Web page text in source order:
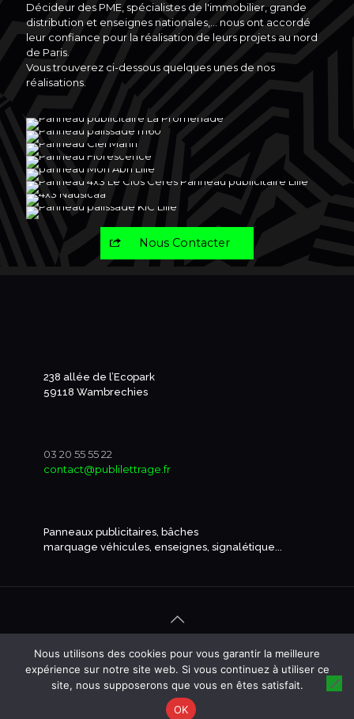
Décideur des PME, spécialistes de l'immobilier, grande
distribution et enseignes nationales,… nous ont accordé
leur confiance pour la réalisation de leurs projets au nord
de Paris.
Vous trouverez ci-dessous quelques unes de nos
réalisations.
Panneau publicitaire La Promenade
Panneau palissade M60
Panneau Ciel Marin
Panneau Florescence
Panneau Mon Abri
Panneau 4×3 Le Clos Cérès
Panneau 4×3 Nausicaa
Panneau palissade KIC Immobilier
Nous Contacter
238 allée de l’Ecopark
59118 Wambrechies
03 20 55 55 22
contact@publilettrage.fr
Panneaux publicitaires, bâches
marquage véhicules, enseignes, signalétique...
© Publilettrage - création mroulland
Nous utilisons des cookies pour vous garantir la meilleure
expérience sur notre site web. Si vous continuez à utiliser ce
site, nous supposerons que vous en êtes satisfait.
OK